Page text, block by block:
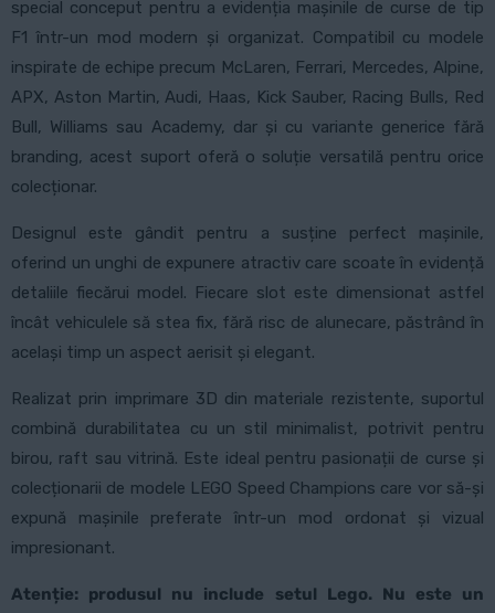
special conceput pentru a evidenția mașinile de curse de tip
F1 într-un mod modern și organizat. Compatibil cu modele
inspirate de echipe precum McLaren, Ferrari, Mercedes, Alpine,
APX, Aston Martin, Audi, Haas, Kick Sauber, Racing Bulls, Red
Bull, Williams sau Academy, dar și cu variante generice fără
branding, acest suport oferă o soluție versatilă pentru orice
colecționar.
Designul este gândit pentru a susține perfect mașinile,
oferind un unghi de expunere atractiv care scoate în evidență
detaliile fiecărui model. Fiecare slot este dimensionat astfel
încât vehiculele să stea fix, fără risc de alunecare, păstrând în
același timp un aspect aerisit și elegant.
Realizat prin imprimare 3D din materiale rezistente, suportul
combină durabilitatea cu un stil minimalist, potrivit pentru
birou, raft sau vitrină. Este ideal pentru pasionații de curse și
colecționarii de modele LEGO Speed Champions care vor să-și
expună mașinile preferate într-un mod ordonat și vizual
impresionant.
Atenție: produsul nu include setul Lego. Nu este un